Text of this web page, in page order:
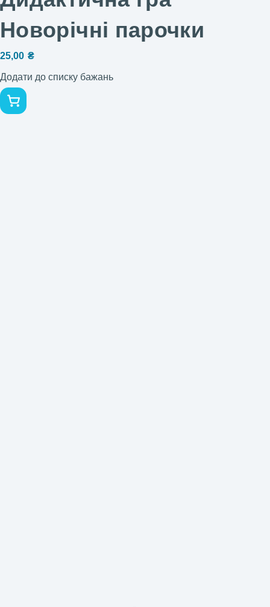
Новорічні парочки
25,00 ₴
Додати до списку бажань